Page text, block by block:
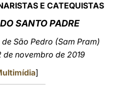
E CATEQUISTAS
SANTO PADRE
São Pedro (Sam Pram)
novembro de 2019
]